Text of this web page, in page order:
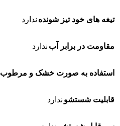
تیغه های خود تیز شونده ندارد
مقاومت در برابر آب ندارد
استفاده به صورت خشک و مرطوب
قابلیت شستشو ندارد